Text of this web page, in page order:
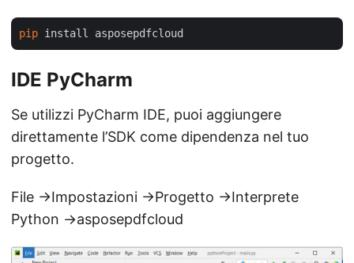
pip
IDE PyCharm
Se utilizzi PyCharm IDE, puoi aggiungere
direttamente l’SDK come dipendenza nel tuo
progetto.
File ->Impostazioni ->Progetto ->Interprete
Python ->asposepdfcloud